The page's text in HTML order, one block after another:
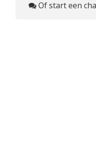
Of start een